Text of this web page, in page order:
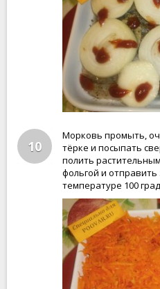
10
Морковь промыть,
тёрке и посыпать
полить
фольгой и отправить
температуре 100